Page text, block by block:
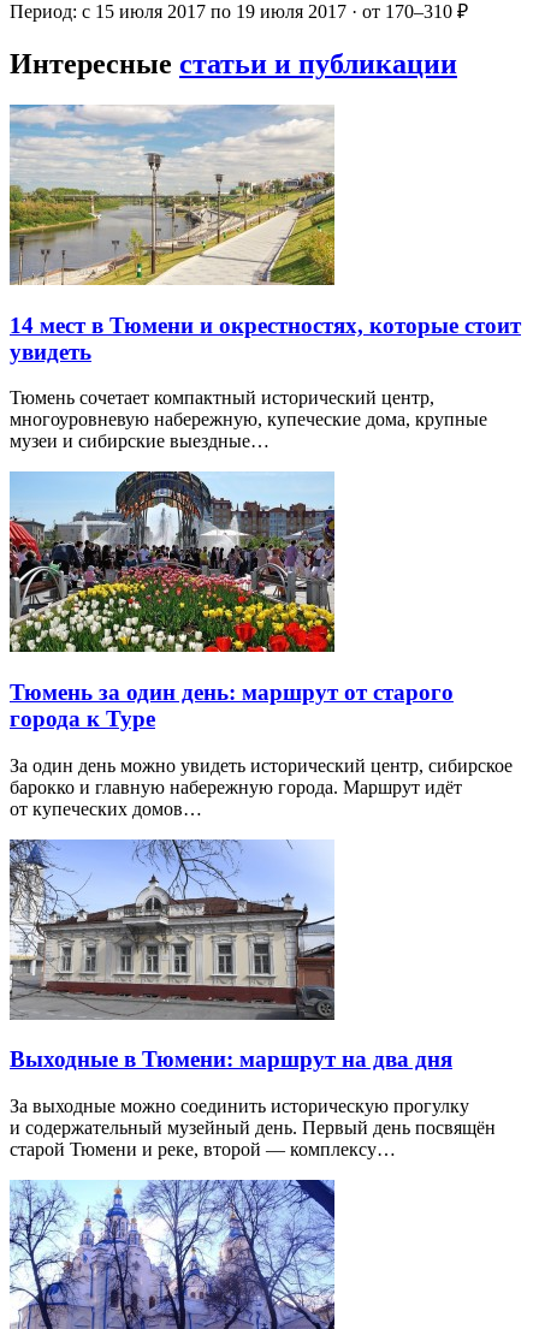
Период: с 15 июля 2017 по 19 июля 2017 · от 170–310 ₽
Интересные статьи и публикации
14 мест в Тюмени и окрестностях, которые стоит
увидеть
Тюмень сочетает компактный исторический центр,
многоуровневую набережную, купеческие дома, крупные
музеи и сибирские выездные…
Тюмень за один день: маршрут от старого
города к Туре
За один день можно увидеть исторический центр, сибирское
барокко и главную набережную города. Маршрут идёт
от купеческих домов…
Выходные в Тюмени: маршрут на два дня
За выходные можно соединить историческую прогулку
и содержательный музейный день. Первый день посвящён
старой Тюмени и реке, второй — комплексу…